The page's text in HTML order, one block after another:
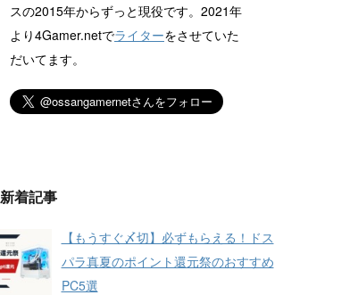
スの2015年からずっと現役です。2021年
より4Gamer.netでライターをさせていた
だいてます。
新着記事
【もうすぐ〆切】必ずもらえる！ドス
パラ真夏のポイント還元祭のおすすめ
PC5選